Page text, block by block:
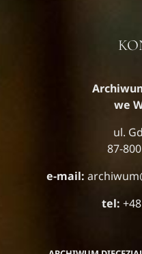
we
ul.
87-
e-mail:
tel: